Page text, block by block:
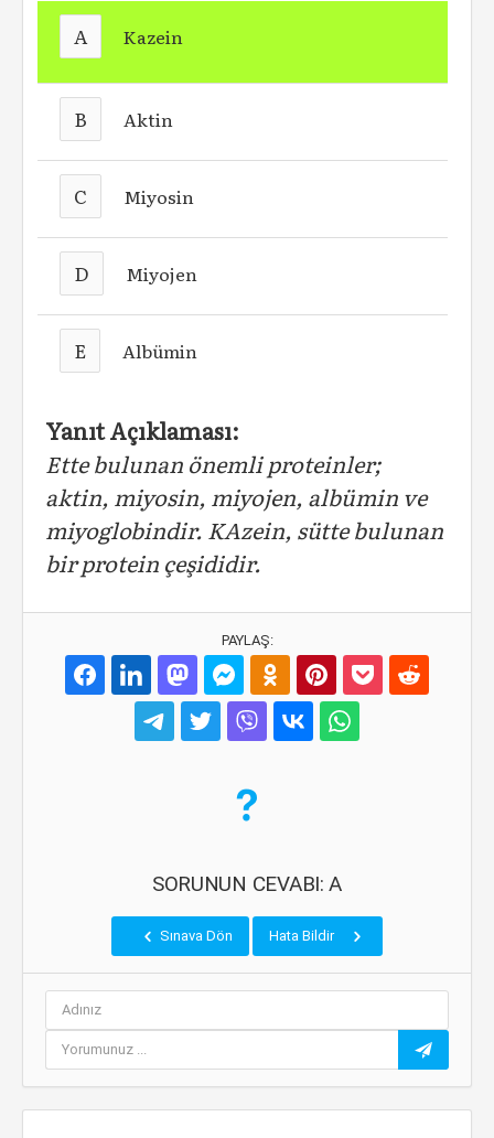
A Kazein
B Aktin
C Miyosin
D Miyojen
E Albümin
Yanıt Açıklaması:
Ette bulunan önemli proteinler;
aktin, miyosin, miyojen, albümin ve
miyoglobindir. KAzein, sütte bulunan
bir protein çeşididir.
PAYLAŞ:
SORUNUN CEVABI: A
Sınava Dön Hata Bildir